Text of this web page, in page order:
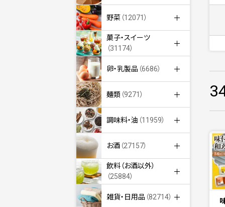
野菜 （12071）
菓子・スイーツ
（31174）
卵・乳製品 （6686）
麺類 （9271）
調味料・油 （11959）
お酒 （27157）
飲料（お酒以外）
（25884）
雑貨・日用品 （82714）